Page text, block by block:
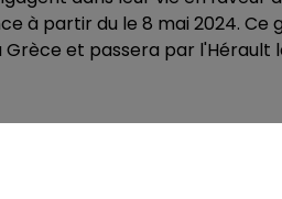
à partir du le 8 mai 2024.
et passera par l'Hérault